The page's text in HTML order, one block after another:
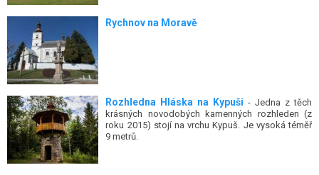
Rychnov na Moravě
Rozhledna Hláska na Kypuši - Jedna z těch
krásných novodobých kamenných rozhleden (z
roku 2015) stojí na vrchu Kypuš. Je vysoká téměř
9 metrů.